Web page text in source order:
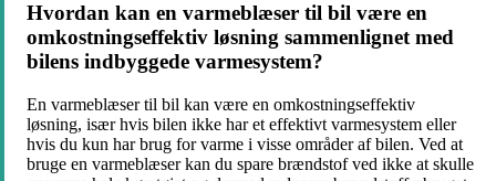
Hvordan kan en varmeblæser til bil være en
omkostningseffektiv løsning sammenlignet med
bilens indbyggede varmesystem?
En varmeblæser til bil kan være en omkostningseffektiv
løsning, især hvis bilen ikke har et effektivt varmesystem eller
hvis du kun har brug for varme i visse områder af bilen. Ved at
bruge en varmeblæser kan du spare brændstof ved ikke at skulle